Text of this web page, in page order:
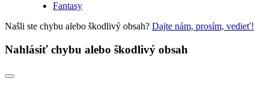
Fantasy
Našli ste chybu alebo škodlivý obsah? Dajte nám, prosím, vedieť!
Nahlásiť chybu alebo škodlivý obsah